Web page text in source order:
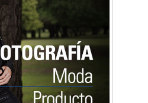
Eva Perón voló en avión lo
"Hoy las empresas necesitan
integral para crecer con
danza y mucho más:
talleres para aprender y
Zona Oeste